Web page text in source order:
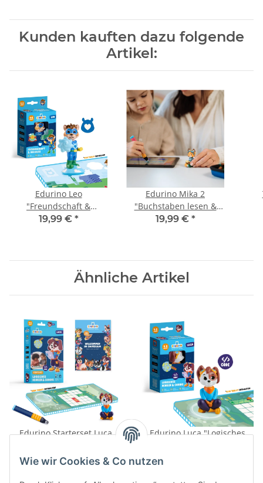
Wie wir Cookies & Co nutzen
Kunden kauften dazu folgende
Artikel:
Edurino Leo
"Freundschaft &
Soziales"
19,99 € *
Edurino Mika 2
"Buchstaben lesen &
schreiben"
19,99 € *
Ähnliche Artikel
Edurino Starterset Luca
Coding" + Pen
39,99 €*
Edurino Luca "Logisches